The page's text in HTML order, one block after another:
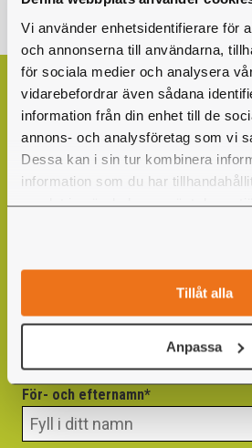
Vi använder enhetsidentifierare för
och annonserna till användarna,
för sociala medier och analysera
vidarebefordrar även sådana
information från din enhet till de
annons- och analysföretag som vi
Dessa kan i sin tur kombinera
information som du har
samlat in när du har använt deras
Tillåt alla
Anpassa
Fyll i formuläret för
kostnadsfri offert
Högt & Lågt Halmstad? Fyll i
vi en offert.
Har du någon fråga eller
igenom vår FAQ och se om du
För- och efternamn*